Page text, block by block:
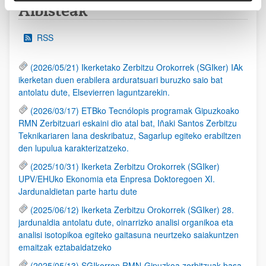
Albisteak
RSS
(2026/05/21) Ikerketako Zerbitzu Orokorrek (SGIker) IAk
ikerketan duen erabilera arduratsuari buruzko saio bat
antolatu dute, Elsevierren laguntzarekin.
(2026/03/17) ETBko Tecnólopis programak Gipuzkoako
RMN Zerbitzuari eskaini dio atal bat, Iñaki Santos Zerbitzu
Teknikariaren lana deskribatuz, Sagarlup egiteko erabiltzen
den lupulua karakterizatzeko.
(2025/10/31) Ikerketa Zerbitzu Orokorrek (SGIker)
UPV/EHUko Ekonomia eta Enpresa Doktoregoen XI.
Jardunaldietan parte hartu dute
(2025/06/12) Ikerketa Zerbitzu Orokorrek (SGIker) 28.
jardunaldia antolatu dute, oinarrizko analisi organikoa eta
analisi isotopikoa egiteko gaitasuna neurtzeko saiakuntzen
emaitzak eztabaidatzeko